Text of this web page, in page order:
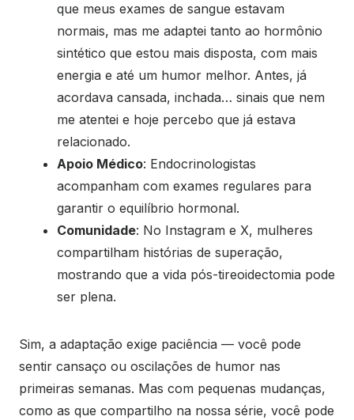
que meus exames de sangue estavam
normais, mas me adaptei tanto ao hormônio
sintético que estou mais disposta, com mais
energia e até um humor melhor. Antes, já
acordava cansada, inchada… sinais que nem
me atentei e hoje percebo que já estava
relacionado.
Apoio Médico: Endocrinologistas
acompanham com exames regulares para
garantir o equilíbrio hormonal.
Comunidade: No Instagram e X, mulheres
compartilham histórias de superação,
mostrando que a vida pós-tireoidectomia pode
ser plena.
Sim, a adaptação exige paciência — você pode
sentir cansaço ou oscilações de humor nas
primeiras semanas. Mas com pequenas mudanças,
como as que compartilho na nossa série, você pode